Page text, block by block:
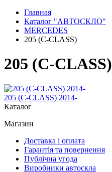
Главная
Каталог "АВТОСКЛО"
MERCEDES
205 (C-CLASS)
205 (C-CLASS)
205 (C-CLASS) 2014-
Каталог
Магазин
Доставка і оплата
Гарантія та повернення
Публічна угода
Виробники автоскла